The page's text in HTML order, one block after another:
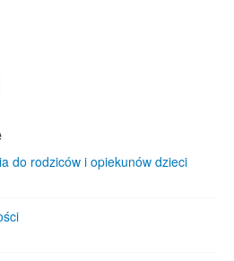
do rodziców i opiekunów dzieci